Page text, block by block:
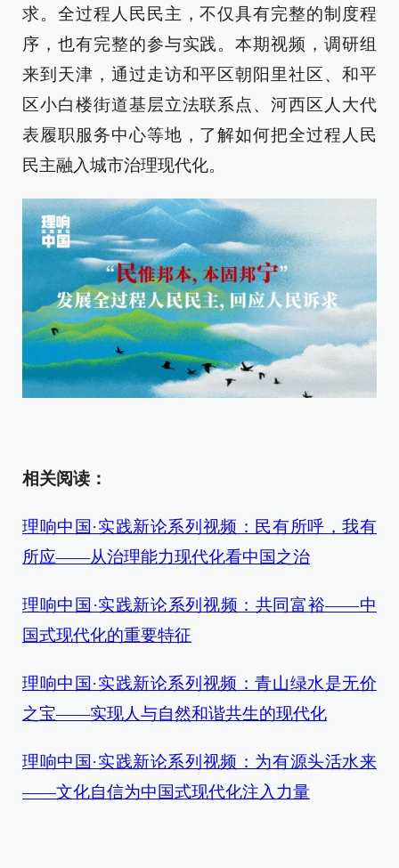
求。全过程人民民主，不仅具有完整的制度程
序，也有完整的参与实践。本期视频，调研组
来到天津，通过走访和平区朝阳里社区、和平
区小白楼街道基层立法联系点、河西区人大代
表履职服务中心等地，了解如何把全过程人民
民主融入城市治理现代化。
相关阅读：
理响中国·实践新论系列视频：民有所呼，我有
所应——从治理能力现代化看中国之治
理响中国·实践新论系列视频：共同富裕——中
国式现代化的重要特征
理响中国·实践新论系列视频：青山绿水是无价
之宝——实现人与自然和谐共生的现代化
理响中国·实践新论系列视频：为有源头活水来
——文化自信为中国式现代化注入力量